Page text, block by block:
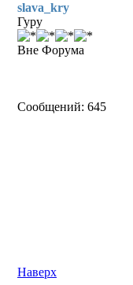
slava_kry
Гуру
Вне Форума
Сообщений: 645
Наверх